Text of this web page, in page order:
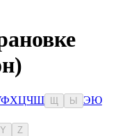
ФХЦЧШ Ы ЭЮ
Y Z